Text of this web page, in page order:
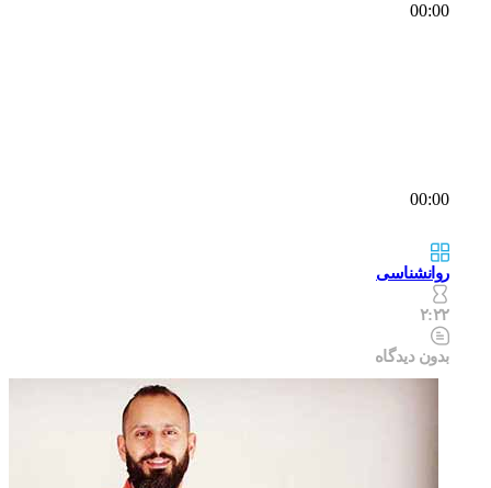
00:00
00:00
روانشناسی
بدون دیدگاه